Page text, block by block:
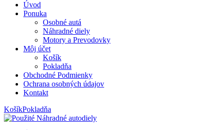
Úvod
Ponuka
Osobné autá
Náhradné diely
Motory a Prevodovky
Môj účet
Košík
Pokladňa
Obchodné Podmienky
Ochrana osobných údajov
Kontakt
KošíkPokladňa